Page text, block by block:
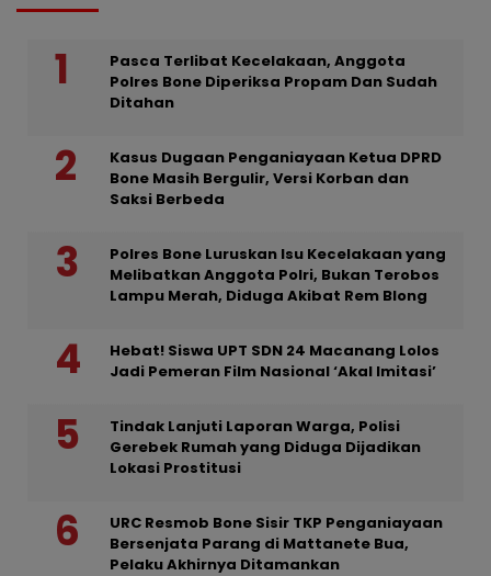
Pasca Terlibat Kecelakaan, Anggota
Polres Bone Diperiksa Propam Dan Sudah
Ditahan
Kasus Dugaan Penganiayaan Ketua DPRD
Bone Masih Bergulir, Versi Korban dan
Saksi Berbeda
Polres Bone Luruskan Isu Kecelakaan yang
Melibatkan Anggota Polri, Bukan Terobos
Lampu Merah, Diduga Akibat Rem Blong
Hebat! Siswa UPT SDN 24 Macanang Lolos
Jadi Pemeran Film Nasional ‘Akal Imitasi’
Tindak Lanjuti Laporan Warga, Polisi
Gerebek Rumah yang Diduga Dijadikan
Lokasi Prostitusi
URC Resmob Bone Sisir TKP Penganiayaan
Bersenjata Parang di Mattanete Bua,
Pelaku Akhirnya Ditamankan